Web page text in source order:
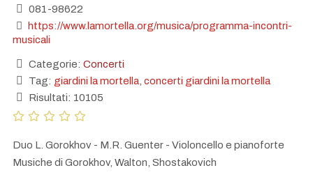
081-98622
https://www.lamortella.org/musica/programma-incontri-
musicali
Categorie: Concerti
Tag: giardini la mortella concerti giardini la mortella
Risultati: 10105
Duo L. Gorokhov - M.R. Guenter - Violoncello e pianoforte
Musiche di Gorokhov, Walton, Shostakovich